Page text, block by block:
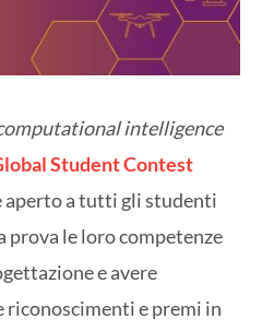
intelligence
Student Contest
aperto a tutti gli studenti
prova le loro competenze
e avere
e premi in